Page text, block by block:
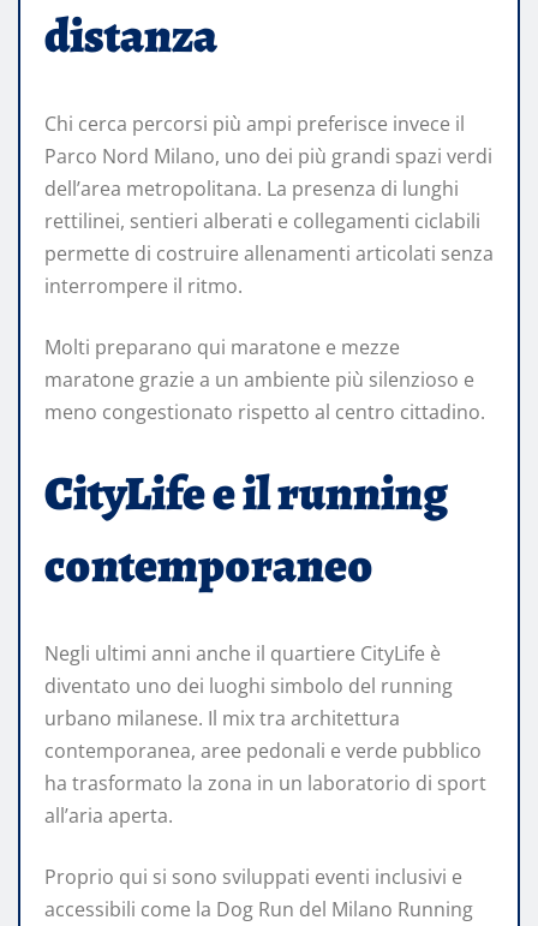
distanza
Chi cerca percorsi più ampi preferisce invece il
Parco Nord Milano, uno dei più grandi spazi verdi
dell’area metropolitana. La presenza di lunghi
rettilinei, sentieri alberati e collegamenti ciclabili
permette di costruire allenamenti articolati senza
interrompere il ritmo.
Molti preparano qui maratone e mezze
maratone grazie a un ambiente più silenzioso e
meno congestionato rispetto al centro cittadino.
CityLife e il running
contemporaneo
Negli ultimi anni anche il quartiere CityLife è
diventato uno dei luoghi simbolo del running
urbano milanese. Il mix tra architettura
contemporanea, aree pedonali e verde pubblico
ha trasformato la zona in un laboratorio di sport
all’aria aperta.
Proprio qui si sono sviluppati eventi inclusivi e
accessibili come la Dog Run del Milano Running